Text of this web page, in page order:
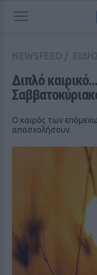
Διπλό
Ο καιρός των
απασχολήσουν.